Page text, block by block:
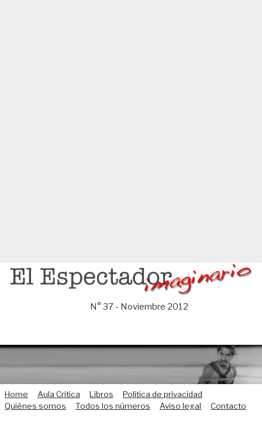
Saltar
N° 37 - Noviembre 2012
Home Aula Crítica Libros
Política de privacidad
Quiénes somos
Todos los números Aviso legal Contacto